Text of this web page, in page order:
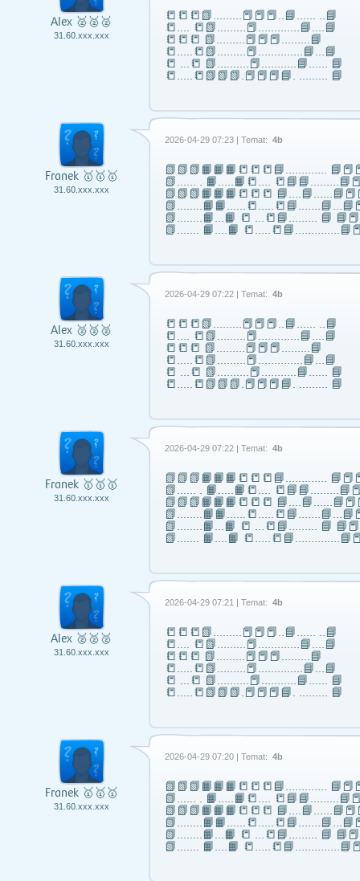
Alex 🥈🥈🥈
31.60.xxx.xxx
📒📒📒📗………📕📕📕..📘…… ..📘
📒…. 📒📗………📕………….📘….📘
📒📒📒 📗………📕📕📕………📘
📒…..📒📗………📕…………..📘…📘
📒 …📒 📗……….📕………..📘…… 📘
📒…..📒📗📗📗.📕📕📕📘. ……… 📘
Franek 🥇🥇🥇
31.60.xxx.xxx
2026-04-29 07:23 | Temat: 4b
📗📗📗📙📙📙📒📒📒📘……..…..
📗...... . 📙…..📙📒….
📗📗📗📙📙📙📒📒📒
📗……..📙…📙 📒 …📒📘……... 📘
📗……. 📙….📙
Alex 🥈🥈🥈
31.60.xxx.xxx
2026-04-29 07:22 | Temat: 4b
📒📒📒📗………📕📕📕..📘…… ..📘
📒…. 📒📗………📕………….📘….📘
📒📒📒 📗………📕📕📕………📘
📒…..📒📗………📕…………..📘…📘
📒 …📒 📗……….📕………..📘…… 📘
📒…..📒📗📗📗.📕📕📕📘. ……… 📘
Franek 🥇🥇🥇
31.60.xxx.xxx
2026-04-29 07:22 | Temat: 4b
📗📗📗📙📙📙📒📒📒📘……..…..
📗...... . 📙…..📙📒….
📗📗📗📙📙📙📒📒📒
📗……..📙…📙 📒 …📒📘……... 📘
📗……. 📙….📙
Alex 🥈🥈🥈
31.60.xxx.xxx
2026-04-29 07:21 | Temat: 4b
📒📒📒📗………📕📕📕..📘…… ..📘
📒…. 📒📗………📕………….📘….📘
📒📒📒 📗………📕📕📕………📘
📒…..📒📗………📕…………..📘…📘
📒 …📒 📗……….📕………..📘…… 📘
📒…..📒📗📗📗.📕📕📕📘. ……… 📘
Franek 🥇🥇🥇
31.60.xxx.xxx
2026-04-29 07:20 | Temat: 4b
📗📗📗📙📙📙📒📒📒📘……..…..
📗...... . 📙…..📙📒….
📗📗📗📙📙📙📒📒📒
📗……..📙…📙 📒 …📒📘……... 📘
📗……. 📙….📙